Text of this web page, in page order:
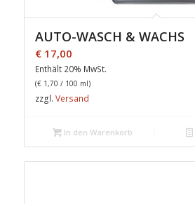
AUTO-WASCH & WACHS
€17,00
Enthält 20% MwSt.
(€1,70 / 100 ml)
zzgl. Versand
In den Warenkorb